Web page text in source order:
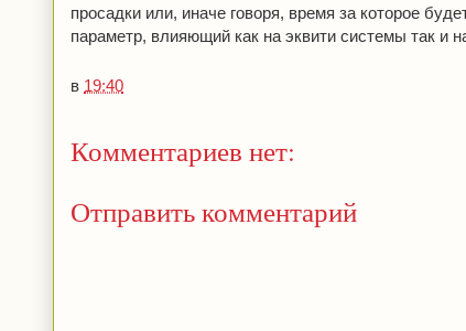
просадки или, иначе говоря, время за которое
параметр, влияющий как на эквити системы так и
в 19:40
Комментариев нет:
Отправить комментарий